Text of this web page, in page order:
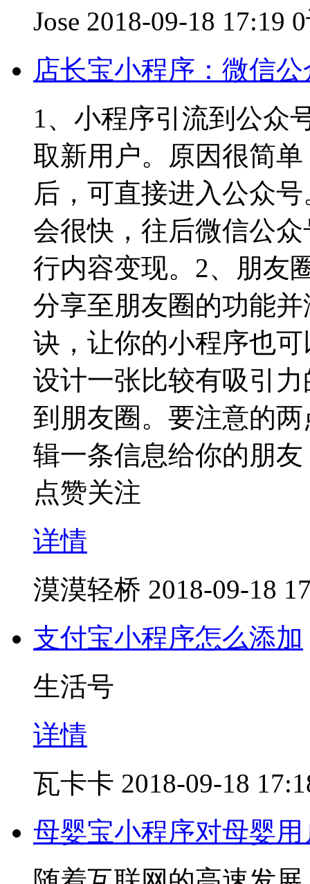
Jose 2018-09-18 17:19
店长宝小程序：微信
1、小程序引流到公众
取新用户。原因很简
后，可直接进入公众
会很快，往后微信公
行内容变现。2、朋友
分享至朋友圈的功能
诀，让你的小程序也
设计一张比较有吸引
到朋友圈。要注意的
辑一条信息给你的朋
点赞关注
详情
漠漠轻桥 2018-09-18
支付宝小程序怎么添加
生活号
详情
瓦卡卡 2018-09-18
母婴宝小程序对母婴